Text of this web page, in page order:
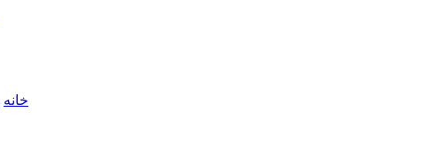
خانه